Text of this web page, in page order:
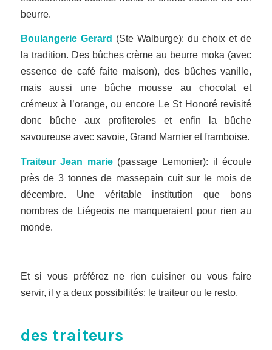
beurre.
Boulangerie Gerard (Ste Walburge): du choix et de
la tradition. Des bûches crème au beurre moka (avec
essence de café faite maison), des bûches vanille,
mais aussi une bûche mousse au chocolat et
crémeux à l’orange, ou encore Le St Honoré revisité
donc bûche aux profiteroles et enfin la bûche
savoureuse avec savoie, Grand Marnier et framboise.
Traiteur Jean marie(passage Lemonier): il écoule
près de 3 tonnes de massepain cuit sur le mois de
décembre. Une véritable institution que bons
nombres de Liégeois ne manqueraient pour rien au
monde.
Et si vous préférez ne rien cuisiner ou vous faire
servir, il y a deux possibilités: le traiteur ou le resto.
des traiteurs